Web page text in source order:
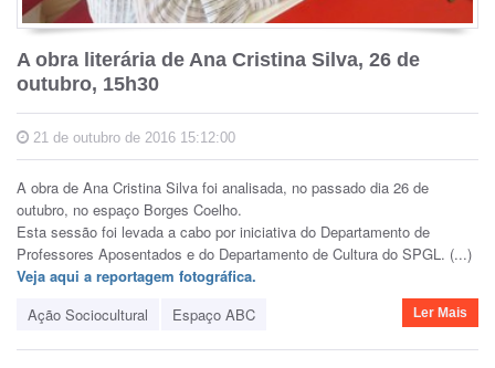
A obra literária de Ana Cristina Silva, 26 de
outubro, 15h30
21 de outubro de 2016 15:12:00
A obra de Ana Cristina Silva foi analisada, no passado dia 26 de
outubro, no espaço Borges Coelho.
Esta sessão foi levada a cabo por iniciativa do Departamento de
Professores Aposentados e do Departamento de Cultura do SPGL. (...)
Veja aqui a reportagem fotográfica.
Ação Sociocultural
Espaço ABC Ler Mais